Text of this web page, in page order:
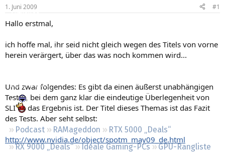
Aktuelles
Neue Beiträge
Leserartikel
Regeln
Podcast RAMageddon
RTX 5000 „Deals“
RX 9000 „Deals“
Ideale Gaming-PCs
GPU-Rangliste
e
r
t
1. Juni 2009 #1
Hallo erstmal,
ich hoffe mal, ihr seid nicht gleich wegen des Titels von vorne
herein verärgert, über das was noch kommen wird...
Und zwar folgendes: Es gibt da einen äußerst unabhängigen
Test
, bei dem ganz klar die eindeutige Überlegenheit von
SLI
das Ergebnis ist. Der Titel dieses Themas ist das Fazit
des Tests. Aber seht selbst:
http://www.nvidia.de/object/spotm_may09_de.html